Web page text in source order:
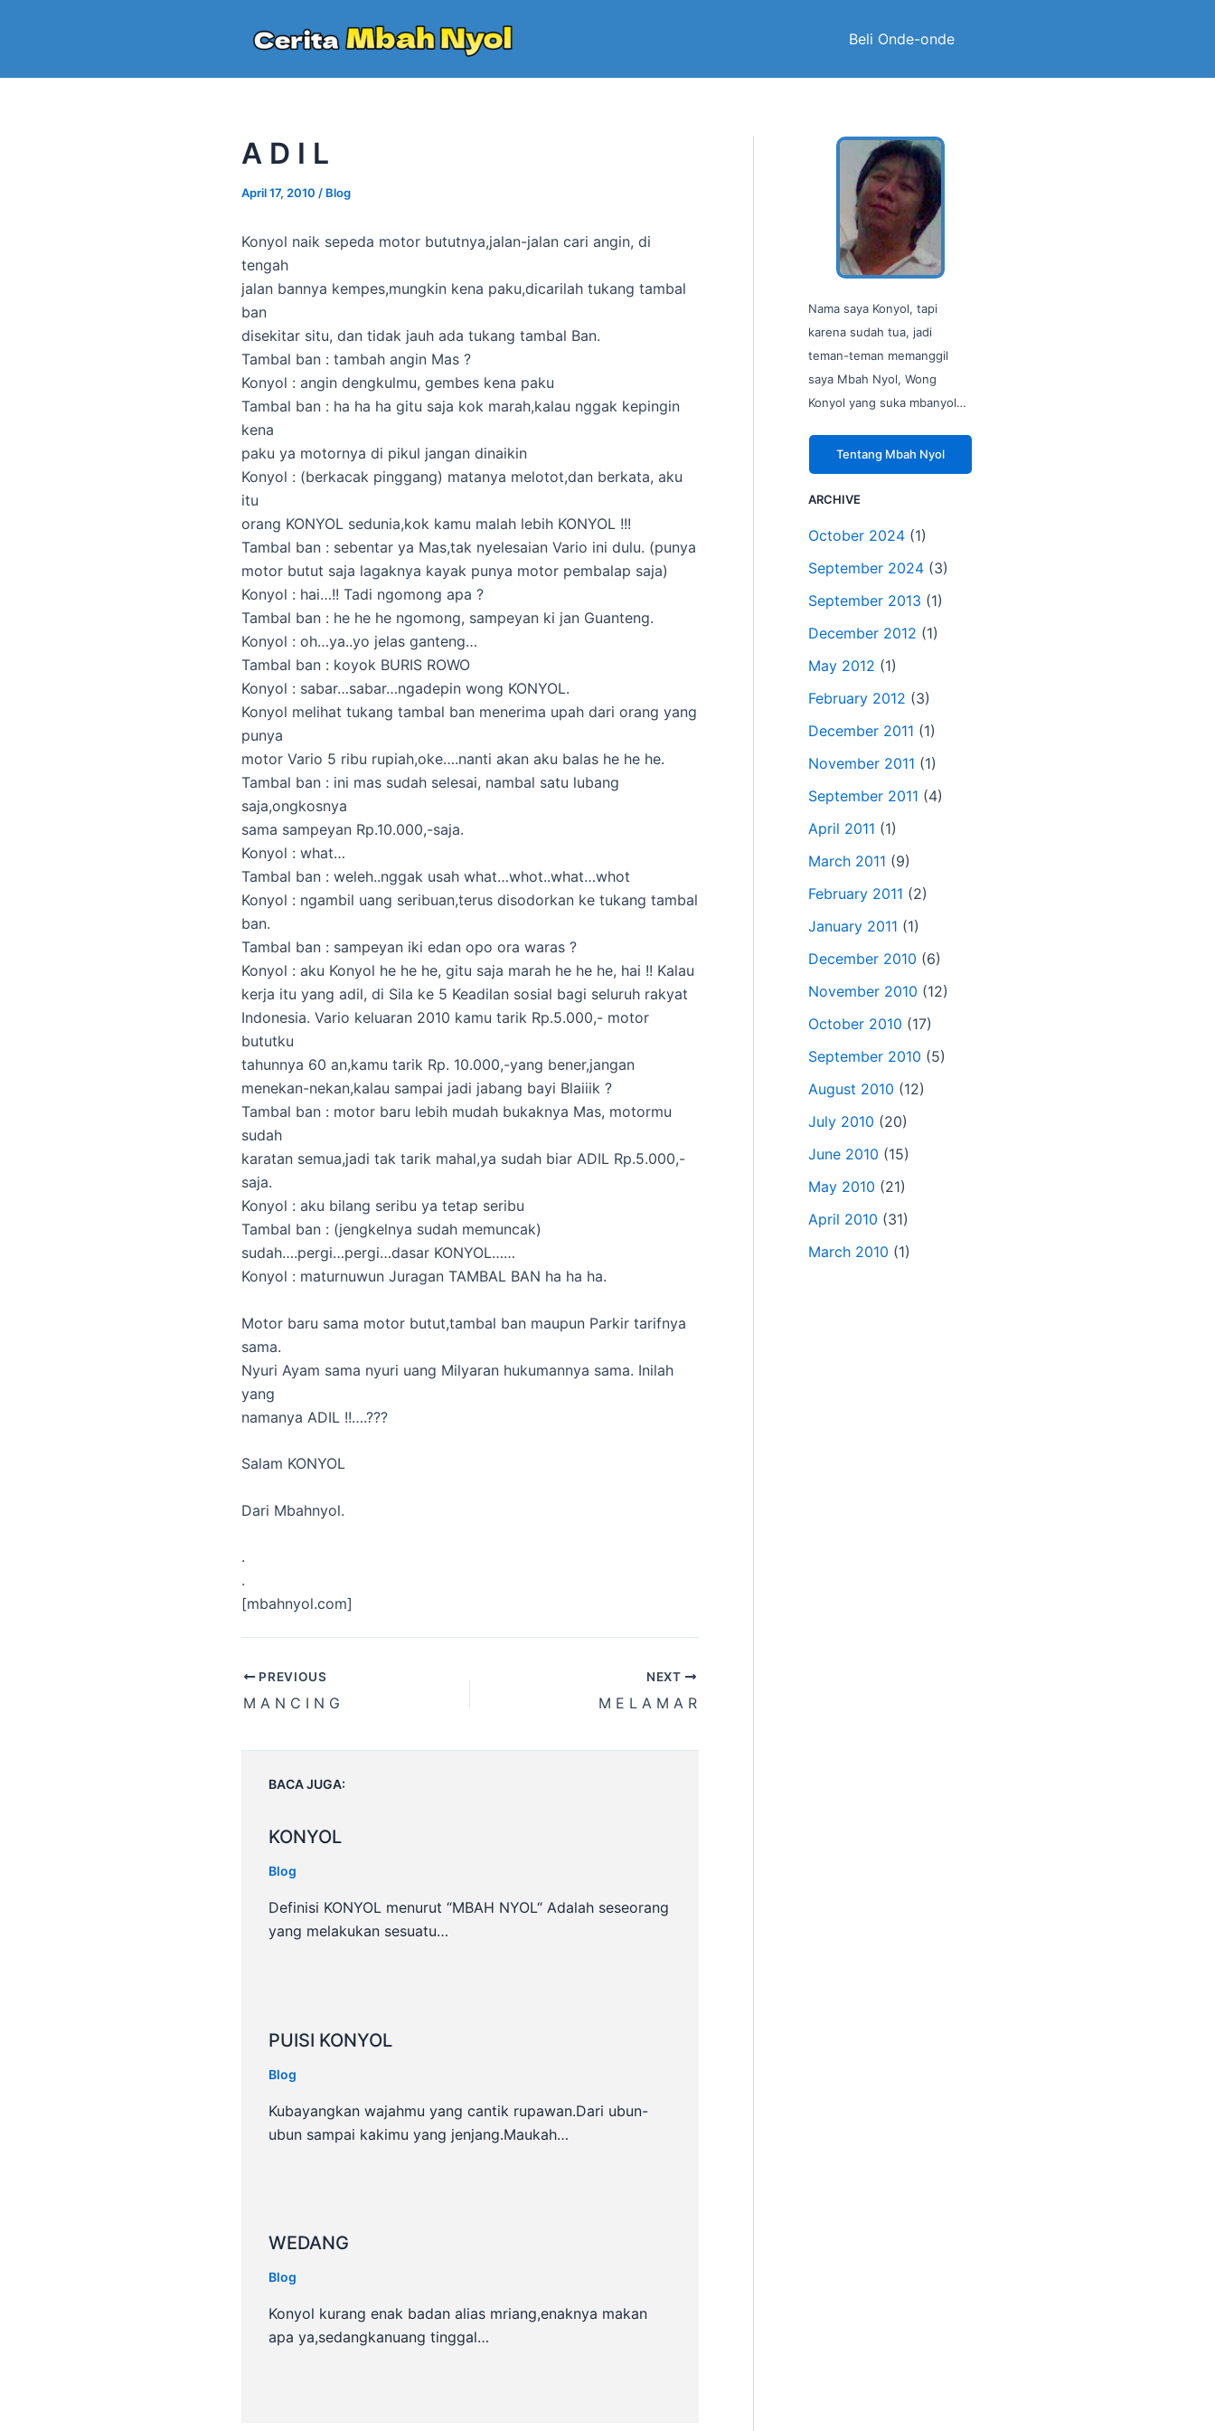
Beli Onde-onde
A D I L
April 17, 2010 / Blog
Konyol naik sepeda motor bututnya,jalan-jalan cari angin, di
tengah
jalan bannya kempes,mungkin kena paku,dicarilah tukang tambal
ban
disekitar situ, dan tidak jauh ada tukang tambal Ban.
Tambal ban : tambah angin Mas ?
Konyol : angin dengkulmu, gembes kena paku
Tambal ban : ha ha ha gitu saja kok marah,kalau nggak kepingin
kena
paku ya motornya di pikul jangan dinaikin
Konyol : (berkacak pinggang) matanya melotot,dan berkata, aku
itu
orang KONYOL sedunia,kok kamu malah lebih KONYOL !!!
Tambal ban : sebentar ya Mas,tak nyelesaian Vario ini dulu. (punya
motor butut saja lagaknya kayak punya motor pembalap saja)
Konyol : hai…!! Tadi ngomong apa ?
Tambal ban : he he he ngomong, sampeyan ki jan Guanteng.
Konyol : oh…ya..yo jelas ganteng…
Tambal ban : koyok BURIS ROWO
Konyol : sabar…sabar…ngadepin wong KONYOL.
Konyol melihat tukang tambal ban menerima upah dari orang yang
punya
motor Vario 5 ribu rupiah,oke….nanti akan aku balas he he he.
Tambal ban : ini mas sudah selesai, nambal satu lubang
saja,ongkosnya
sama sampeyan Rp.10.000,-saja.
Konyol : what…
Tambal ban : weleh..nggak usah what…whot..what…whot
Konyol : ngambil uang seribuan,terus disodorkan ke tukang tambal
ban.
Tambal ban : sampeyan iki edan opo ora waras ?
Konyol : aku Konyol he he he, gitu saja marah he he he, hai !! Kalau
kerja itu yang adil, di Sila ke 5 Keadilan sosial bagi seluruh rakyat
Indonesia. Vario keluaran 2010 kamu tarik Rp.5.000,- motor
bututku
tahunnya 60 an,kamu tarik Rp. 10.000,-yang bener,jangan
menekan-nekan,kalau sampai jadi jabang bayi Blaiiik ?
Tambal ban : motor baru lebih mudah bukaknya Mas, motormu
sudah
karatan semua,jadi tak tarik mahal,ya sudah biar ADIL Rp.5.000,-
saja.
Konyol : aku bilang seribu ya tetap seribu
Tambal ban : (jengkelnya sudah memuncak)
sudah….pergi…pergi…dasar KONYOL……
Konyol : maturnuwun Juragan TAMBAL BAN ha ha ha.
Motor baru sama motor butut,tambal ban maupun Parkir tarifnya
sama.
Nyuri Ayam sama nyuri uang Milyaran hukumannya sama. Inilah
yang
namanya ADIL !!….???
Salam KONYOL
Dari Mbahnyol.
.
.
[mbahnyol.com]
Post
navigation
PREVIOUS
M A N C I N G
NEXT
M E L A M A R
BACA JUGA:
KONYOL
Blog
Definisi KONYOL menurut “MBAH NYOL“ Adalah seseorang
yang melakukan sesuatu…
PUISI KONYOL
Blog
Kubayangkan wajahmu yang cantik rupawan.Dari ubun-
ubun sampai kakimu yang jenjang.Maukah…
WEDANG
Blog
Konyol kurang enak badan alias mriang,enaknya makan
apa ya,sedangkanuang tinggal…
Nama saya Konyol, tapi
karena sudah tua, jadi
teman-teman memanggil
saya Mbah Nyol, Wong
Konyol yang suka mbanyol…
Tentang Mbah Nyol
ARCHIVE
October 2024 (1)
September 2024 (3)
September 2013 (1)
December 2012 (1)
May 2012 (1)
February 2012 (3)
December 2011 (1)
November 2011 (1)
September 2011 (4)
April 2011 (1)
March 2011 (9)
February 2011 (2)
January 2011 (1)
December 2010 (6)
November 2010 (12)
October 2010 (17)
September 2010 (5)
August 2010 (12)
July 2010 (20)
June 2010 (15)
May 2010 (21)
April 2010 (31)
March 2010 (1)